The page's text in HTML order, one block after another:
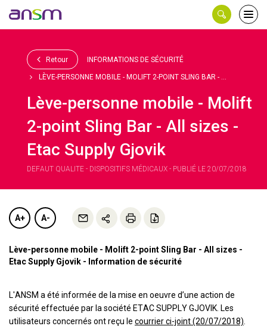
le
Retour INFORMATIONS DE SÉCURITÉ
LÈVE-PERSONNE MOBILE - MOLIFT 2-POINT SLING BAR - ...
Lève-personne mobile - Molift
2-point Sling Bar - All sizes -
Etac Supply Gjovik
DEFAUT QUALITE - DISPOSITIFS MÉDICAUX - PUBLIÉ LE 20/07/2018
A+ A-
Lève-personne mobile - Molift 2-point Sling Bar - All sizes -
Etac Supply Gjovik - Information de sécurité
L'ANSM a été informée de la mise en oeuvre d’une action de
sécurité effectuée par la société ETAC SUPPLY GJOVIK. Les
utilisateurs concernés ont reçu le courrier ci-joint (20/07/2018)